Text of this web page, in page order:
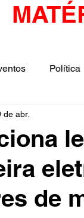
Política
de
de abr.